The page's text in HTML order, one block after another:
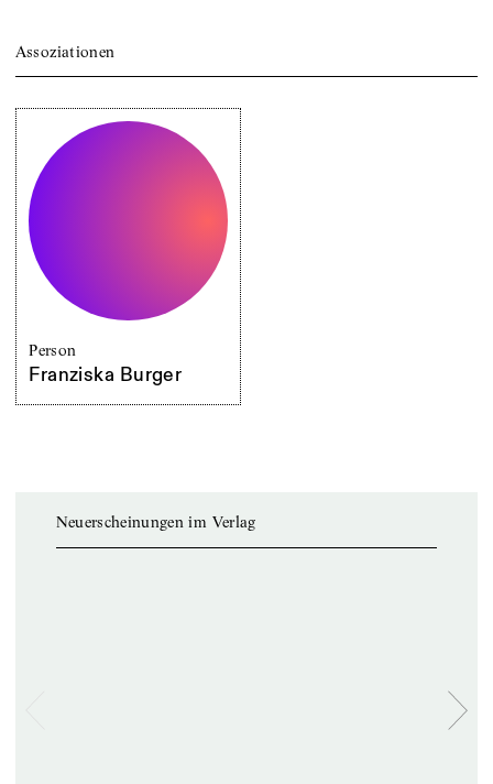
Assoziationen
Person
Franziska Burger
Neuerscheinungen im Verlag